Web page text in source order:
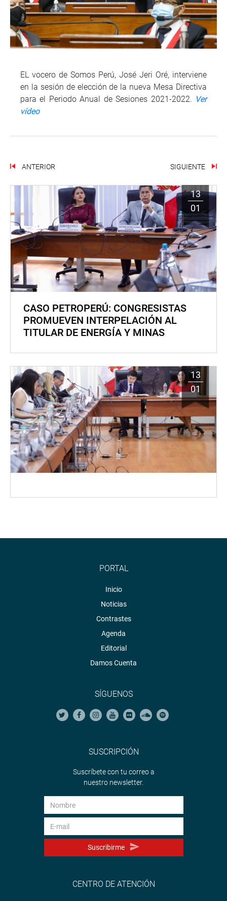
EL vocero de Somos Perú, José Jeri Oré, interviene
en la sesión de elección de la nueva Mesa Directiva
para el Periodo Anual de Sesiones 2021-2022. Ver
vídeo
ANTERIOR SIGUIENTE
13
01
CASO PETROPERÚ: CONGRESISTAS
PROMUEVEN INTERPELACIÓN AL
TITULAR DE ENERGÍA Y MINAS
13
01
PORTAL
Inicio
Noticias
Contrastes
Agenda
Editorial
Damos Cuenta
SÍGUENOS
SUSCRIPCIÓN
Suscríbete con tu correo a
nuestro newsletter.
Suscribirme
CENTRO DE ATENCIÓN